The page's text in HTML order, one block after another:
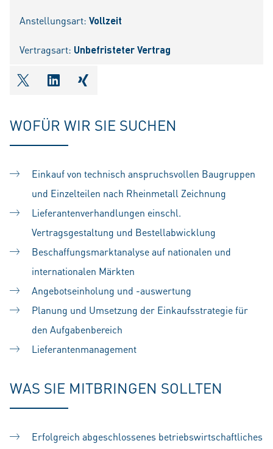
Anstellungsart: Vollzeit
Vertragsart: Unbefristeter Vertrag
shareOntwitter
shareOnlinkedIn
shareOnxing
WOFÜR WIR SIE SUCHEN
Einkauf von technisch anspruchsvollen Baugruppen
und Einzelteilen nach Rheinmetall Zeichnung
Lieferantenverhandlungen einschl.
Vertragsgestaltung und Bestellabwicklung
Beschaffungsmarktanalyse auf nationalen und
internationalen Märkten
Angebotseinholung und -auswertung
Planung und Umsetzung der Einkaufsstrategie für
den Aufgabenbereich
Lieferantenmanagement
WAS SIE MITBRINGEN SOLLTEN
Erfolgreich abgeschlossenes betriebswirtschaftliches